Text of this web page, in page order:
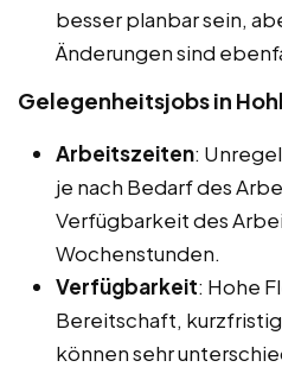
besser planbar sein,
Änderungen sind
Gelegenheitsjobs in
Arbeitszeiten:
je nach Bedarf des
Verfügbarkeit des
Wochenstunden.
Verfügbarkeit: Hohe
Bereitschaft,
können sehr